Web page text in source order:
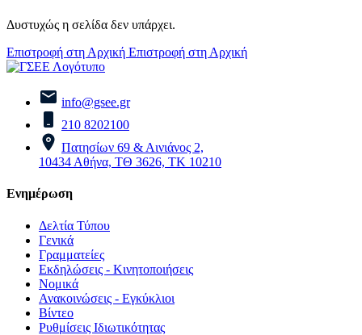
Δυστυχώς η σελίδα δεν υπάρχει.
Επιστροφή στη Αρχική Επιστροφή στη Αρχική
info@gsee.gr
210 8202100
Πατησίων 69 & Αινιάνος 2,
10434 Αθήνα, ΤΘ 3626, ΤΚ 10210
Ενημέρωση
Δελτία Τύπου
Γενικά
Γραμματείες
Εκδηλώσεις - Κινητοποιήσεις
Νομικά
Ανακοινώσεις - Εγκύκλιοι
Βίντεο
Ρυθμίσεις Ιδιωτικότητας